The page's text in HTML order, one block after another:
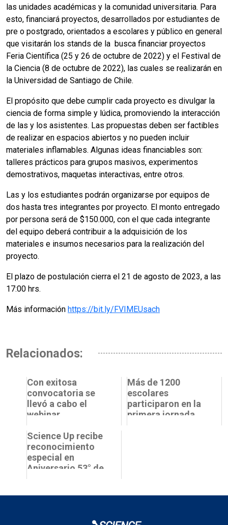
las unidades académicas y la comunidad universitaria. Para
esto, financiará proyectos, desarrollados por estudiantes de
pre o postgrado, orientados a escolares y público en general
que visitarán los stands de la busca financiar proyectos
Feria Científica (25 y 26 de octubre de 2022) y el Festival de
la Ciencia (8 de octubre de 2022), las cuales se realizarán en
la Universidad de Santiago de Chile.
El propósito que debe cumplir cada proyecto es divulgar la
ciencia de forma simple y lúdica, promoviendo la interacción
de las y los asistentes. Las propuestas deben ser factibles
de realizar en espacios abiertos y no pueden incluir
materiales inflamables. Algunas ideas financiables son:
talleres prácticos para grupos masivos, experimentos
demostrativos, maquetas interactivas, entre otros.
Las y los estudiantes podrán organizarse por equipos de
dos hasta tres integrantes por proyecto. El monto entregado
por persona será de $150.000, con el que cada integrante
del equipo deberá contribuir a la adquisición de los
materiales e insumos necesarios para la realización del
proyecto.
El plazo de postulación cierra el 21 de agosto de 2023, a las
17:00 hrs.
Más información https://bit.ly/FVIMEUsach
Relacionados:
Con exitosa
convocatoria se
llevó a cabo el
webinar
I+D+i+e con
perspectiva de
gén...
Más de 1200
escolares
participaron en la
primera jornada
Science Up recibe
reconocimiento
especial en
Aniversario 53° de